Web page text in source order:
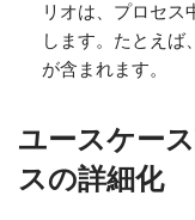
リオは、プロセス
します。たとえば
が含まれます。
ユースケー
スの詳細化